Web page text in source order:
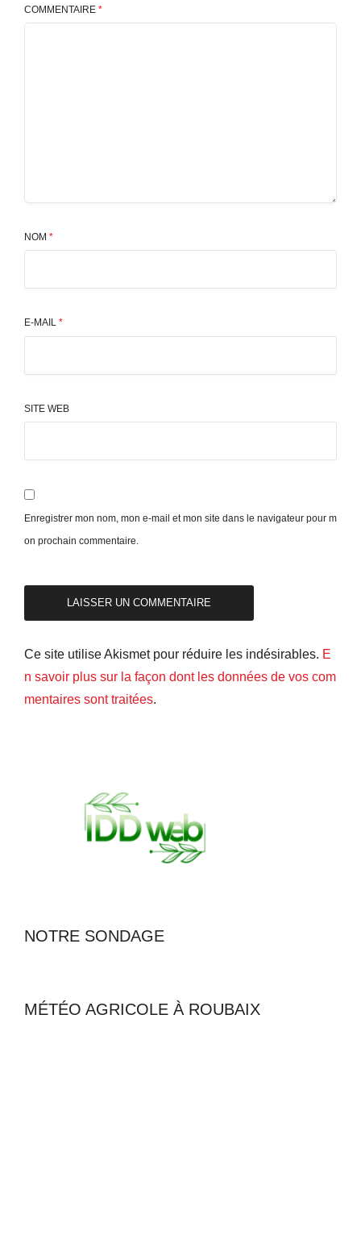
COMMENTAIRE *
NOM *
E-MAIL *
SITE WEB
Enregistrer mon nom, mon e-mail et mon site dans le navigateur pour m
on prochain commentaire.
Ce site utilise Akismet pour réduire les indésirables. E
n savoir plus sur la façon dont les données de vos com
mentaires sont traitées.
NOTRE SONDAGE
MÉTÉO AGRICOLE À ROUBAIX